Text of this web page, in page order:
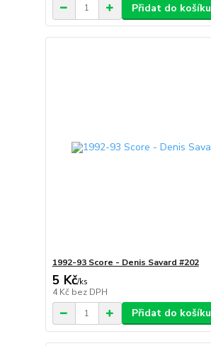
Přidat do košíku
1992-93 Score - Denis Savard #202
5 Kč/ks
4 Kč bez DPH
Přidat do košíku